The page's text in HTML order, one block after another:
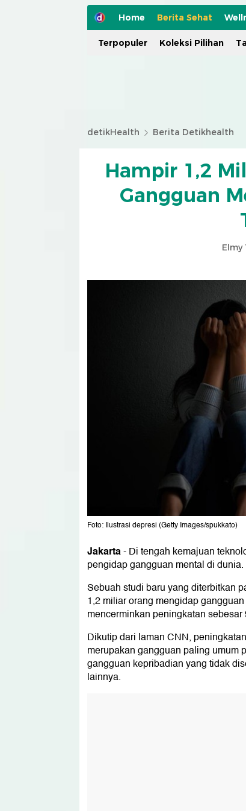
Home Berita Sehat
Terpopuler Koleksi Pilihan
detikHealth Berita Detikhealth
Hampir 1,2
Gangguan
Elmy
Foto: Ilustrasi depresi (Getty Images/spukkato)
Jakarta-Di tengah kemajuan
pengidap gangguan mental di
Sebuah studi baru yang diterbitkan
1,2 miliar orang mengidap
mencerminkan peningkatan
Dikutip dari laman CNN,
merupakan gangguan paling umum
gangguan kepribadian yang tidak
lainnya.